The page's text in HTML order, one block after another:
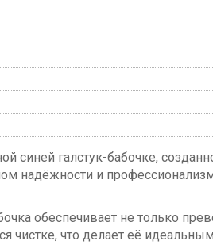
синей галстук-бабочке,
надёжности и
обеспечивает не только
чистке, что делает её